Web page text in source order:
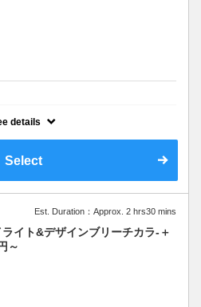
にハイライトで白髪をボカシしながら
染まりません）
details
Select
Est. Duration：Approx. 2 hrs30 mins
ライト&デザインブリーチカラ-＋
～